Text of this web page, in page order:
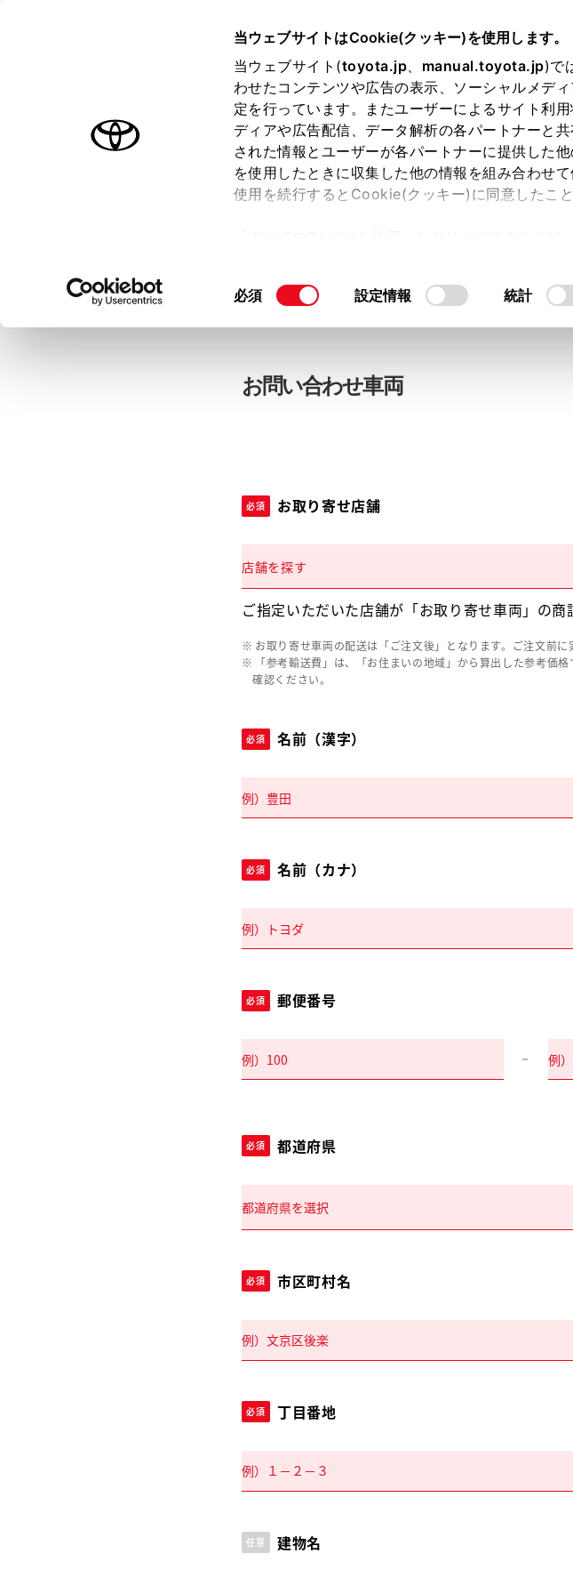
当ウェブサイトはCookie(クッキー)を使用します。
当ウェブサイト(toyota.jp、 manual.toyota.jp)で
わせたコンテンツや広告の表示、ソーシャルメデ
定を行っています。またユーザーによるサイト利
ディアや広告配信、データ解析の各パートナーと
された情報とユーザーが各パートナーに提供した
を使用したときに収集した他の情報を組み合わせ
使用を続行するとCookie(クッキー)に同意したこと
て」をご覧ください。
同
択
必須 設定情報 統計
は必須です。中古車：お問い合わせ
お客さま情報の入力
お問い合わせ車両
必須 お取り寄せ店舗
店舗を探す
ご指定いただいた店舗が「お取り寄せ車両」の商
お取り寄せ車両の配送は「ご注文後」となります。ご注文前
「参考輸送費」は、「お住まいの地域」から算出した参考価
確認ください。
必須 名前（漢字）
必須 名前（カナ）
必須 郵便番号
必須 都道府県
必須 市区町村名
必須 丁目番地
任意 建物名